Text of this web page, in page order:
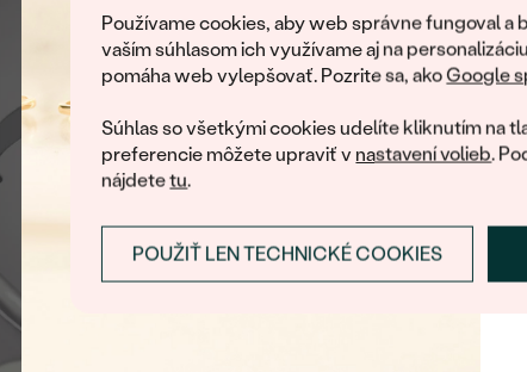
Používame cookies, aby web správne fungoval a
vaším súhlasom ich využívame aj na
pomáha web vylepšovať. Pozrite sa, akoGoogle
Súhlas so všetkými cookies udelíte kliknutím na
preferencie môžete upraviť v nastavení volieb.
nájdetetu.
POUŽIŤ LEN TECHNICKÉ COOKIES